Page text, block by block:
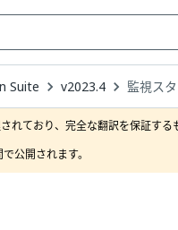
Suite v2023.4 監視ス
れており、完全な翻訳を保証する
公開されます。